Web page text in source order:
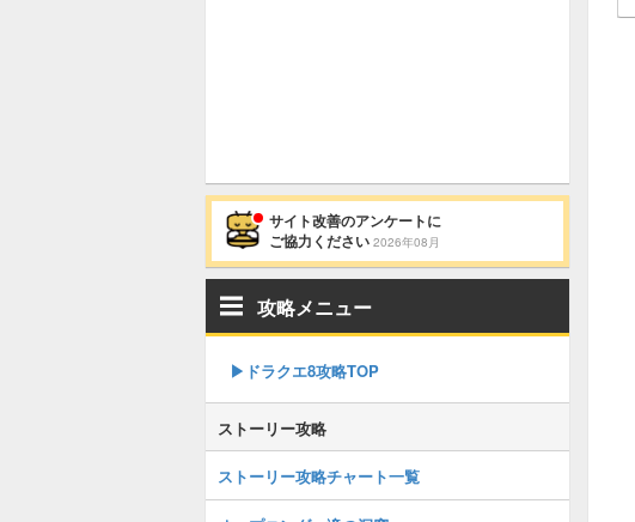
サイト改善のアンケートに
ご協力ください 2026年08月
攻略メニュー
▶︎ドラクエ8攻略TOP
ストーリー攻略
ストーリー攻略チャート一覧